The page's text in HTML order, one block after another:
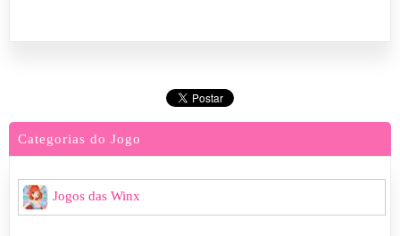
Categorias do Jogo
Jogos das Winx